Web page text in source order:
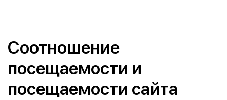
Соотношение
посещаемости и
посещаемости сайта